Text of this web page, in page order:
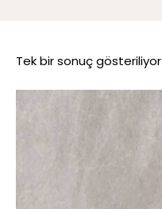
Tek bir sonuç gösteriliyor